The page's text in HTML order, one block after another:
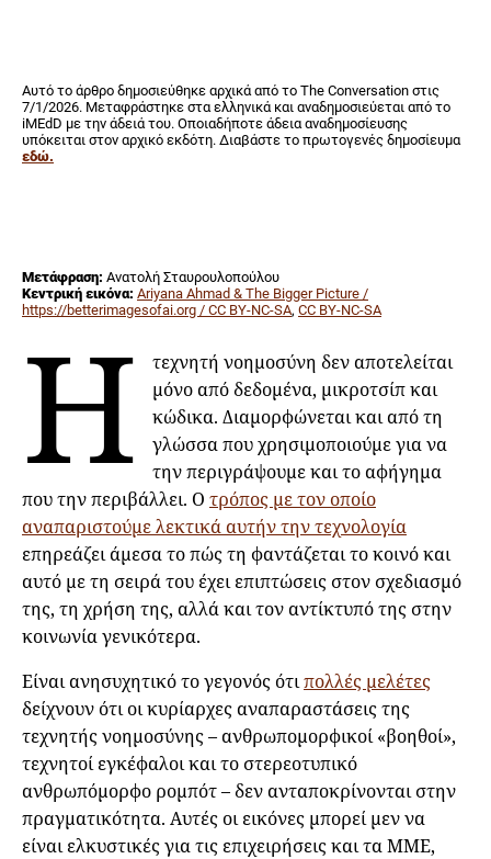
Αυτό το άρθρο δημοσιεύθηκε αρχικά από το The Conversation στις
7/1/2026. Μεταφράστηκε στα ελληνικά και αναδημοσιεύεται από το
iMEdD με την άδειά του. Οποιαδήποτε άδεια αναδημοσίευσης
υπόκειται στον αρχικό εκδότη. Διαβάστε τo πρωτογενές δημοσίευμα
εδώ.
Μετάφραση: Ανατολή Σταυρουλοπούλου
Κεντρική εικόνα: Ariyana Ahmad & The Bigger Picture /
https://betterimagesofai.org / CC BY-NC-SA, CC BY-NC-SA
Η
τεχνητή νοημοσύνη δεν αποτελείται
μόνο από δεδομένα, μικροτσίπ και
κώδικα. Διαμορφώνεται και από τη
γλώσσα που χρησιμοποιούμε για να
την περιγράψουμε και το αφήγημα
που την περιβάλλει. Ο τρόπος με τον οποίο
αναπαριστούμε λεκτικά αυτήν την τεχνολογία
επηρεάζει άμεσα το πώς τη φαντάζεται το κοινό και
αυτό με τη σειρά του έχει επιπτώσεις στον σχεδιασμό
της, τη χρήση της, αλλά και τον αντίκτυπό της στην
κοινωνία γενικότερα.
Είναι ανησυχητικό το γεγονός ότιπολλές μελέτες
δείχνουν ότι οι κυρίαρχες αναπαραστάσεις της
τεχνητής νοημοσύνης – ανθρωπομορφικοί «βοηθοί»,
τεχνητοί εγκέφαλοι και το στερεοτυπικό
ανθρωπόμορφο ρομπότ – δεν ανταποκρίνονται στην
πραγματικότητα. Αυτές οι εικόνες μπορεί μεν να
είναι ελκυστικές για τις επιχειρήσεις και τα ΜΜΕ,